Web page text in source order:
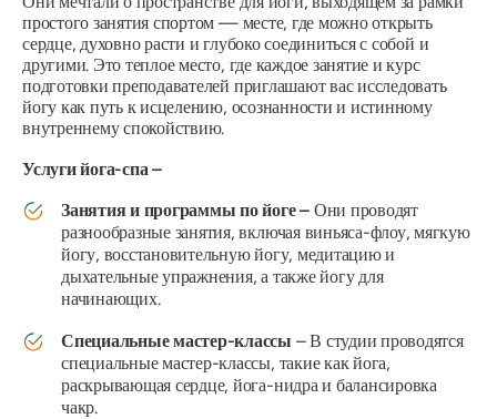
простого занятия спортом — месте, где можно открыть
сердце, духовно расти и глубоко соединиться с собой и
другими. Это теплое место, где каждое занятие и курс
подготовки преподавателей приглашают вас исследовать
йогу как путь к исцелению, осознанности и истинному
внутреннему спокойствию.
Услуги йога-спа –
Занятия и программы по йоге– Они проводят
разнообразные занятия, включая виньяса-флоу, мягкую
йогу, восстановительную йогу, медитацию и
дыхательные упражнения, а также йогу для
начинающих.
Специальные мастер-классы – В студии проводятся
специальные мастер-классы, такие как йога,
раскрывающая сердце, йога-нидра и балансировка
чакр.